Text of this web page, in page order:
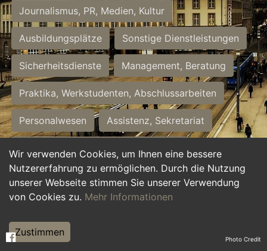
Wir verwenden Cookies, um Ihnen eine bessere
Nutzererfahrung zu ermöglichen. Durch die Nutzung
unserer Webseite stimmen Sie unserer Verwendung
von Cookies zu. Mehr Informationen
Zustimmen
Journalismus, PR, Medien, Kultur
Ausbildungsplätze Sonstige Dienstleistungen
Sicherheitsdienste Management, Beratung
Praktika, Werkstudenten, Abschlussarbeiten
Personalwesen Assistenz, Sekretariat
Hilfskräfte, Aushilfs- und Nebenjobs
Einkauf, Logistik, Materialwirtschaft
Weiterbildung, Studium, duale Ausbildung
Tourismus
Photo Credit